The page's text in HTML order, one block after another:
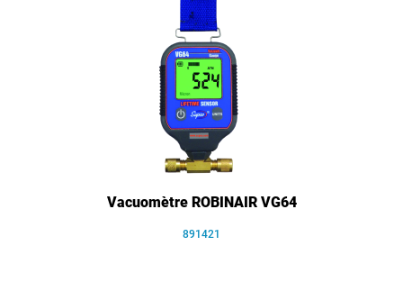
Vacuomètre ROBINAIR VG64
891421